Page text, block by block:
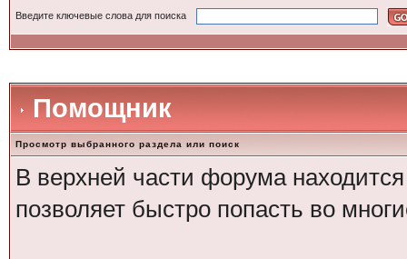
Введите ключевые слова для поиска
Помощник
Просмотр выбранного раздела или поиск
В верхней части форума
позволяет быстро попасть во